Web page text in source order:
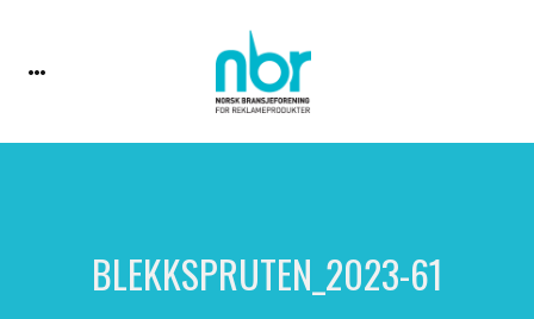
BLEKKSPRUTEN_2023-61